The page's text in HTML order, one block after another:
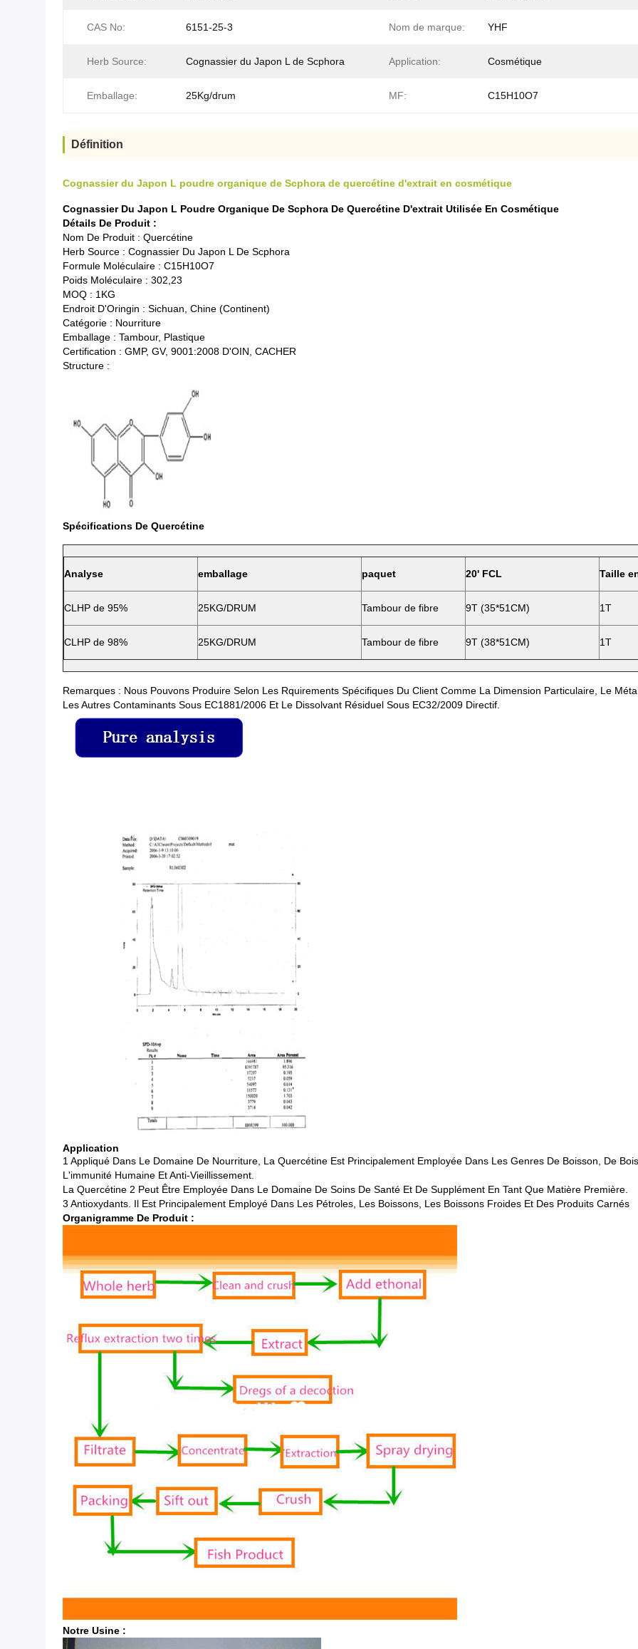
CAS No: 6151-25-3 Nom de marque: YHF
Herb Source: Cognassier du Japon L de Scphora Application: Cosmétique
Emballage: 25Kg/drum MF: C15H10O7
Définition
Cognassier du Japon L poudre organique de Scphora de quercétine d'extrait en cosmétique
Cognassier Du Japon L Poudre Organique De Scphora De Quercétine D'extrait Utilisée En Cosmétique
Détails De Produit :
Nom De Produit : Quercétine
Herb Source : Cognassier Du Japon L De Scphora
Formule Moléculaire : C15H10O7
Poids Moléculaire : 302,23
MOQ : 1KG
Endroit D'Oringin : Sichuan, Chine (continent)
Catégorie : Nourriture
Emballage : Tambour, Plastique
Certification : GMP, GV, 9001:2008 D'OIN, CACHER
Structure :
Spécifications De Quercétine
Analyse emballage paquet 20' FCL Taille
CLHP de 95% 25KG/DRUM Tambour de fibre 9T (35*51CM) 1T
CLHP de 98% 25KG/DRUM Tambour de fibre 9T (38*51CM) 1T
Remarques : Nous Pouvons Produire Selon Les Rquirements Spécifiques Du Client Comme La Dimension Particulaire, Le
Les Autres Contaminants Sous EC1881/2006 Et Le Dissolvant Résiduel Sous EC32/2009 Directif.
Application
1 Appliqué Dans Le Domaine De Nourriture, La Quercétine Est Principalement Employée Dans Les Genres De Boisson, De
L'immunité Humaine Et Anti-Vieillissement.
La Quercétine 2 Peut Être Employée Dans Le Domaine De Soins De Santé Et De Supplément En Tant Que Matière Première.
3 Antioxydants. Il Est Principalement Employé Dans Les Pétroles, Les Boissons, Les Boissons Froides Et Des Produits Carnés
Organigramme De Produit :
Notre Usine :